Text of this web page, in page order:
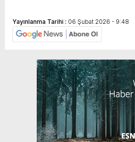
Yayınlanma Tarihi : 06 Şubat 2026 - 9:48